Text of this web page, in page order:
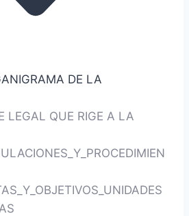
DE LA
LEGAL QUE RIGE A LA